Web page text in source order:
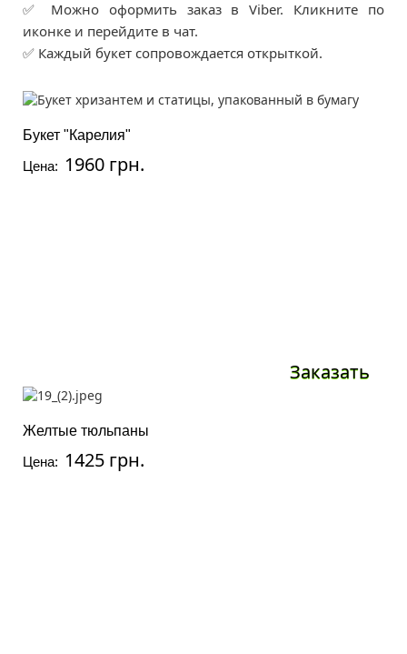
✅ Можно оформить заказ в Viber. Кликните по
иконке и перейдите в чат.
✅ Каждый букет сопровождается открыткой.
Букет "Карелия"
Цена: 1960 грн.
Заказать
Желтые тюльпаны
Цена: 1425 грн.